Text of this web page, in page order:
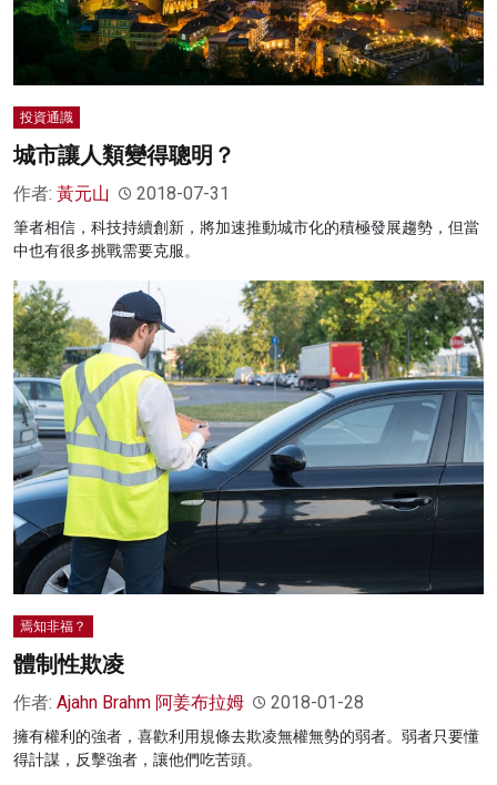
投資通識
城市讓人類變得聰明？
作者: 黃元山 2018-07-31
筆者相信，科技持續創新，將加速推動城市化的積極發展趨勢，但當
中也有很多挑戰需要克服。
焉知非福？
體制性欺凌
作者: Ajahn Brahm 阿姜布拉姆 2018-01-28
擁有權利的強者，喜歡利用規條去欺凌無權無勢的弱者。弱者只要懂
得計謀，反擊強者，讓他們吃苦頭。